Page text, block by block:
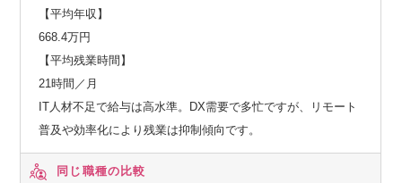
【平均年収】
668.4万円
【平均残業時間】
21時間／月
IT人材不足で給与は高水準。DX需要で多忙ですが、リモート
普及や効率化により残業は抑制傾向です。
同じ職種の比較